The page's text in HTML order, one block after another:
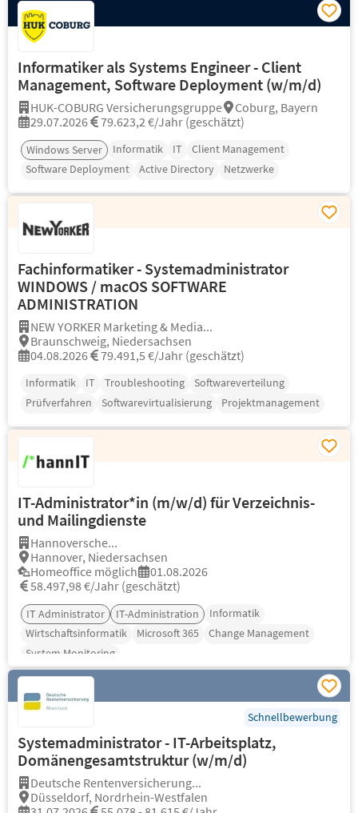
Informatiker als Systems Engineer - Client
Management, Software Deployment (w/m/d)
HUK-COBURG Versicherungsgruppe
Coburg, Bayern
29.07.2026
79.623,2 €/Jahr (geschätzt)
Windows Server Informatik IT
Client Management
Software Deployment
Active Directory Netzwerke
Fachinformatiker - Systemadministrator
WINDOWS / macOS SOFTWARE
ADMINISTRATION
NEW YORKER Marketing & Media...
Braunschweig, Niedersachsen
04.08.2026
79.491,5 €/Jahr (geschätzt)
Informatik IT Troubleshooting
Softwareverteilung
Prüfverfahren
Softwarevirtualisierung Projektmanagement
IT-Administrator*in (m/w/d) für Verzeichnis-
und Mailingdienste
Hannoversche...
Hannover, Niedersachsen
Homeoffice möglich
01.08.2026
58.497,98 €/Jahr (geschätzt)
IT Administrator IT-Administration
Informatik
Wirtschaftsinformatik
Microsoft 365
Change Management
System Monitoring
Schnellbewerbung
Systemadministrator - IT-Arbeitsplatz,
Domänengesamtstruktur (w/m/d)
Deutsche Rentenversicherung...
Düsseldorf, Nordrhein-Westfalen